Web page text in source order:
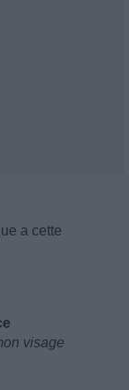
a cette
visage